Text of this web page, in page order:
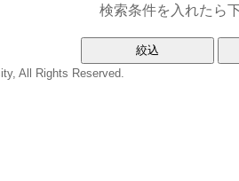
検索条件を入れたら
All Rights Reserved.